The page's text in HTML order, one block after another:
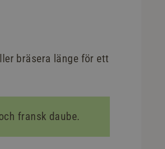
bräsera länge för ett
fransk daube.